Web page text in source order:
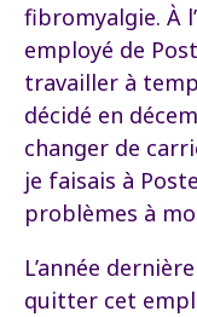
fibromyalgie. À
employé de
travailler à
décidé en
changer de
je faisais à
problèmes à
L’année
quitter cet